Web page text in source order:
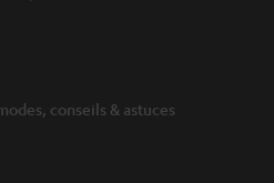
conseils & astuces